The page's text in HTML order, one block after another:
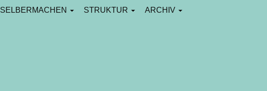
SELBERMACHEN STRUKTUR ARCHIV